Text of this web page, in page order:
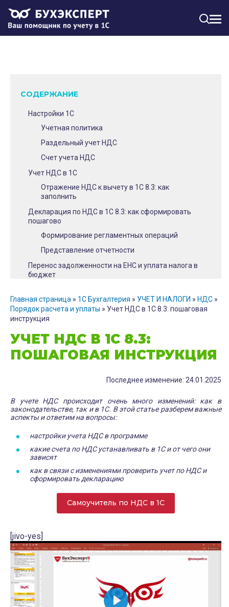
Главная страница » 1С Бухгалтерия » УЧЕТ И НАЛОГИ » НДС »
Порядок расчета и уплаты » Учет НДС в 1С 8.3: пошаговая
инструкция
УЧЕТ НДС В 1С 8.3:
ПОШАГОВАЯ ИНСТРУКЦИЯ
Последнее изменение: 24.01.2025
В учете НДС происходит очень много изменений: как в
законодательстве, так и в 1С. В этой статье разберем важные
аспекты и ответим на вопросы:
настройки учета НДС в программе
какие счета по НДС устанавливать в 1С и от чего они
зависят
как в связи с изменениями проверить учет по НДС и
сформировать декларацию
Самоучитель по НДС в 1С
[jivo-yes]
СОДЕРЖАНИЕ
Настройки 1С
Учетная политика
Раздельный учет НДС
Счет учета НДС
Учет НДС в 1С
Отражение НДС к вычету в 1С 8.3: как
заполнить
Декларация по НДС в 1С 8.3: как сформировать
пошагово
Формирование регламентных операций
Представление отчетности
Перенос задолженности на ЕНС и уплата налога в
бюджет